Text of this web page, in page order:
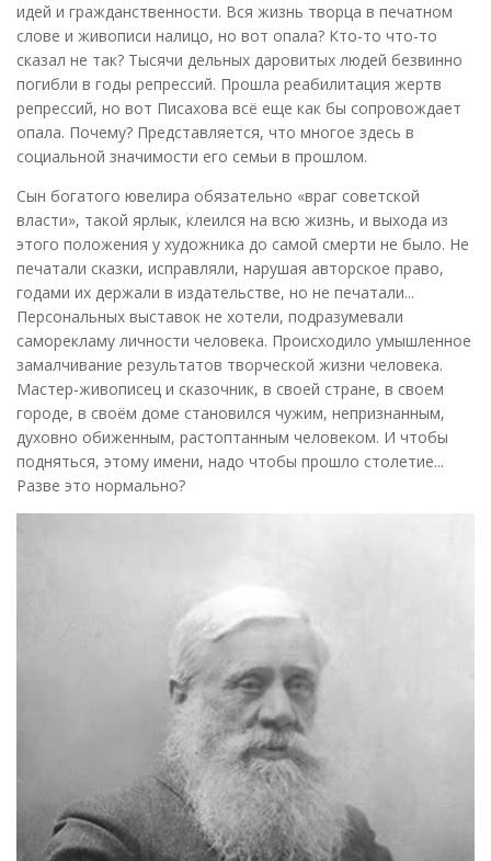
идей и гражданственности. Вся жизнь творца в печатном
слове и живописи налицо, но вот опала? Кто-то что-то
сказал не так? Тысячи дельных даровитых людей безвинно
погибли в годы репрессий. Прошла реабилитация жертв
репрессий, но вот Писахова всё еще как бы сопровождает
опала. Почему? Представляется, что многое здесь в
социальной значимости его семьи в прошлом.
Сын богатого ювелира обязательно «враг советской
власти», такой ярлык, клеился на всю жизнь, и выхода из
этого положения у художника до самой смерти не было. Не
печатали сказки, исправляли, нарушая авторское право,
годами их держали в издательстве, но не печатали...
Персональных выставок не хотели, подразумевали
саморекламу личности человека. Происходило умышленное
замалчивание результатов творческой жизни человека.
Мастер-живописец и сказочник, в своей стране, в своем
городе, в своём доме становился чужим, непризнанным,
духовно обиженным, растоптанным человеком. И чтобы
подняться, этому имени, надо чтобы прошло столетие...
Разве это нормально?